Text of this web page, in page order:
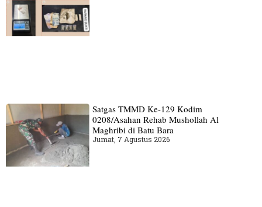
Satgas TMMD Ke-129 Kodim
0208/Asahan Rehab Mushollah Al
Maghribi di Batu Bara
Jumat, 7 Agustus 2026